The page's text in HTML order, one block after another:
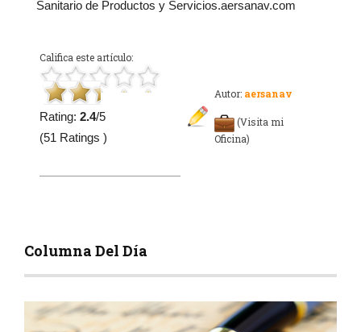
Sanitario de Productos y Servicios.aersanav.com
Califica este artículo:
Rating: 2.4/5
(51 Ratings )
Autor: aersanav
(Visita mi
Oficina)
Columna Del Día